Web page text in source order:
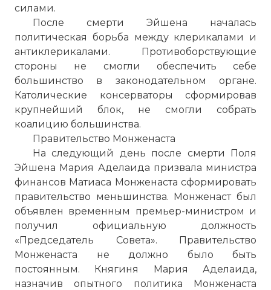
силами.
После смерти Эйшена началась
политическая борьба между клерикалами и
антиклерикалами. Противоборствующие
стороны не смогли обеспечить себе
большинство в законодательном органе.
Католические консерваторы сформировав
крупнейший блок, не смогли собрать
коалицию большинства.
Правительство Монженаста
На следующий день после смерти Поля
Эйшена Мария Аделаида призвала министра
финансов Матиаса Монженаста сформировать
правительство меньшинства. Монженаст был
объявлен временным премьер-министром и
получил официальную должность
«Председатель Совета». Правительство
Монженаста не должно было быть
постоянным. Княгиня Мария Аделаида,
назначив опытного политика Монженаста
освобождение своей страны и
приветствуют союзные войска после
подписания Компьенского перемирия
Фото статьи: